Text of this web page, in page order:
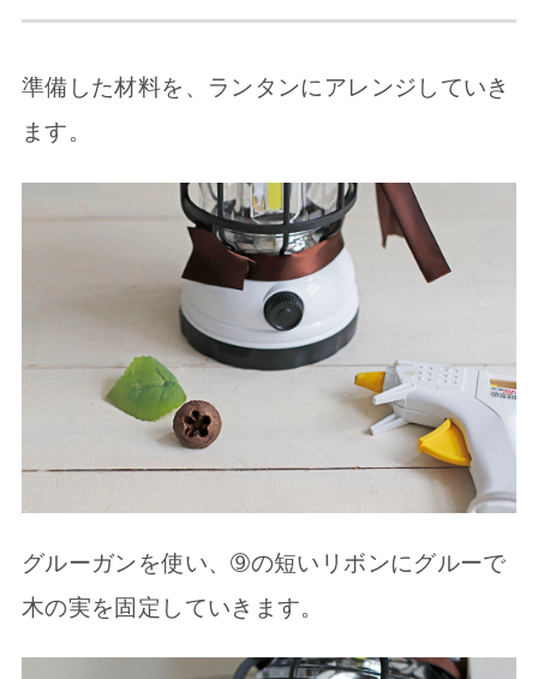
準備した材料を、ランタンにアレンジしていき
ます。
グルーガンを使い、➈の短いリボンにグルーで
木の実を固定していきます。